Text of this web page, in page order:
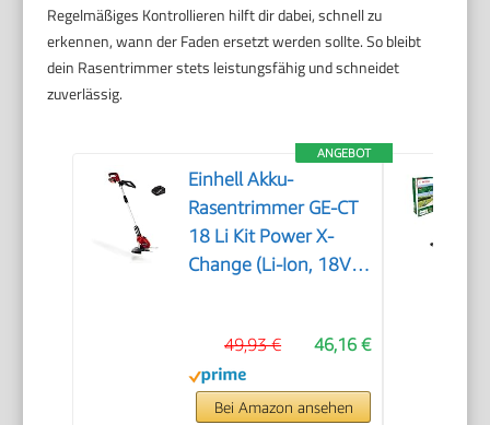
Regelmäßiges Kontrollieren hilft dir dabei, schnell zu
erkennen, wann der Faden ersetzt werden sollte. So bleibt
dein Rasentrimmer stets leistungsfähig und schneidet
zuverlässig.
ANGEBOT
Einhell Akku-
Rasentrimmer GE-CT
18 Li Kit Power X-
Change (Li-Ion, 18V,
Kunststoffmesser,
inkl. 2,0Ah Akku und
Ladegerät)
46,16 €
49,93 €
Bei Amazon ansehen